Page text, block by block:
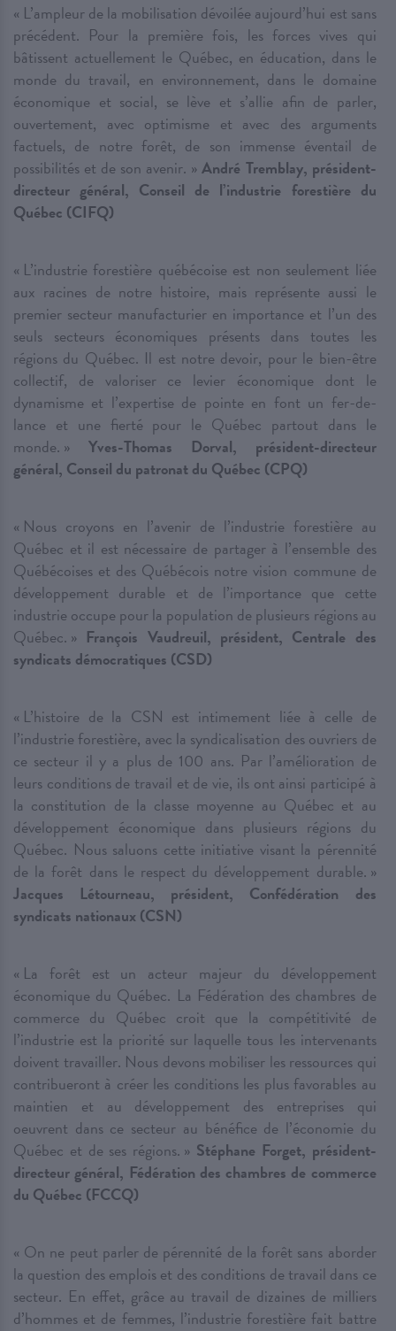
« L’ampleur de la mobilisation dévoilée aujourd’hui est sans
précédent. Pour la première fois, les forces vives qui
bâtissent actuellement le Québec, en éducation, dans le
monde du travail, en environnement, dans le domaine
économique et social, se lève et s’allie afin de parler,
ouvertement, avec optimisme et avec des arguments
factuels, de notre forêt, de son immense éventail de
possibilités et de son avenir. »André Tremblay, président-
directeur général, Conseil de l’industrie forestière du
Québec (CIFQ)
« L’industrie forestière québécoise est non seulement liée
aux racines de notre histoire, mais représente aussi le
premier secteur manufacturier en importance et l’un des
seuls secteurs économiques présents dans toutes les
régions du Québec. Il est notre devoir, pour le bien-être
collectif, de valoriser ce levier économique dont le
dynamisme et l’expertise de pointe en font un fer-de-
lance et une fierté pour le Québec partout dans le
monde. » Yves-Thomas Dorval, président-directeur
général, Conseil du patronat du Québec (CPQ)
« Nous croyons en l’avenir de l’industrie forestière au
Québec et il est nécessaire de partager à l’ensemble des
Québécoises et des Québécois notre vision commune de
développement durable et de l’importance que cette
industrie occupe pour la population de plusieurs régions au
Québec. » François Vaudreuil, président, Centrale des
syndicats démocratiques (CSD)
« L’histoire de la CSN est intimement liée à celle de
l’industrie forestière, avec la syndicalisation des ouvriers de
ce secteur il y a plus de 100 ans. Par l’amélioration de
leurs conditions de travail et de vie, ils ont ainsi participé à
la constitution de la classe moyenne au Québec et au
développement économique dans plusieurs régions du
Québec. Nous saluons cette initiative visant la pérennité
de la forêt dans le respect du développement durable. »
Jacques Létourneau, président, Confédération des
syndicats nationaux (CSN)
« La forêt est un acteur majeur du développement
économique du Québec. La Fédération des chambres de
commerce du Québec croit que la compétitivité de
l’industrie est la priorité sur laquelle tous les intervenants
doivent travailler. Nous devons mobiliser les ressources qui
contribueront à créer les conditions les plus favorables au
maintien et au développement des entreprises qui
oeuvrent dans ce secteur au bénéfice de l’économie du
Québec et de ses régions. » Stéphane Forget, président-
directeur général, Fédération des chambres de commerce
du Québec (FCCQ)
« On ne peut parler de pérennité de la forêt sans aborder
la question des emplois et des conditions de travail dans ce
secteur. En effet, grâce au travail de dizaines de milliers
d’hommes et de femmes, l’industrie forestière fait battre